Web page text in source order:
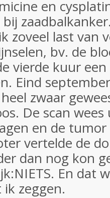
en
zoveel last van
bv. de
vierde kuur
Eind
zwaar
De scan
en de
vertelde de
dan nog kon
En dat
zeggen.